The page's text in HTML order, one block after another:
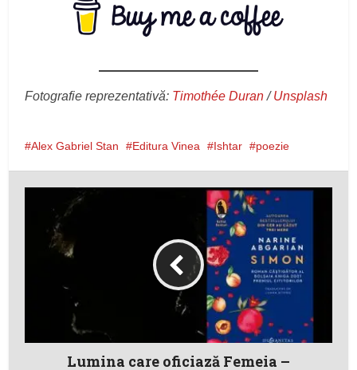
Fotografie reprezentativă: Timothée Duran/Unsplash
Alex Gabriel Stan Editura Vinea Ishtar poezie
Lumina care oficiază Femeia –